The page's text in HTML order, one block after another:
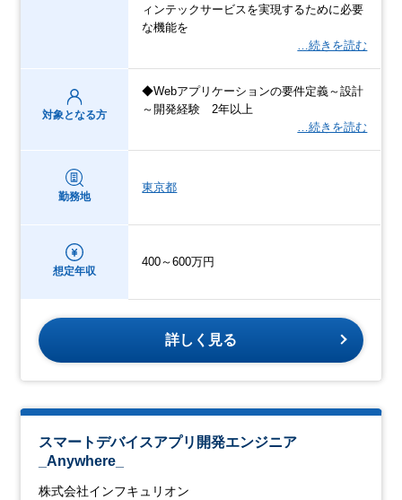
ィンテックサービスを実現するために必要
な機能を
…続きを読む
対象となる方
◆Webアプリケーションの要件定義～設計
～開発経験 2年以上
…続きを読む
勤務地
東京都
想定年収
400～600万円
詳しく見る
スマートデバイスアプリ開発エンジニア
_Anywhere_
株式会社インフキュリオン